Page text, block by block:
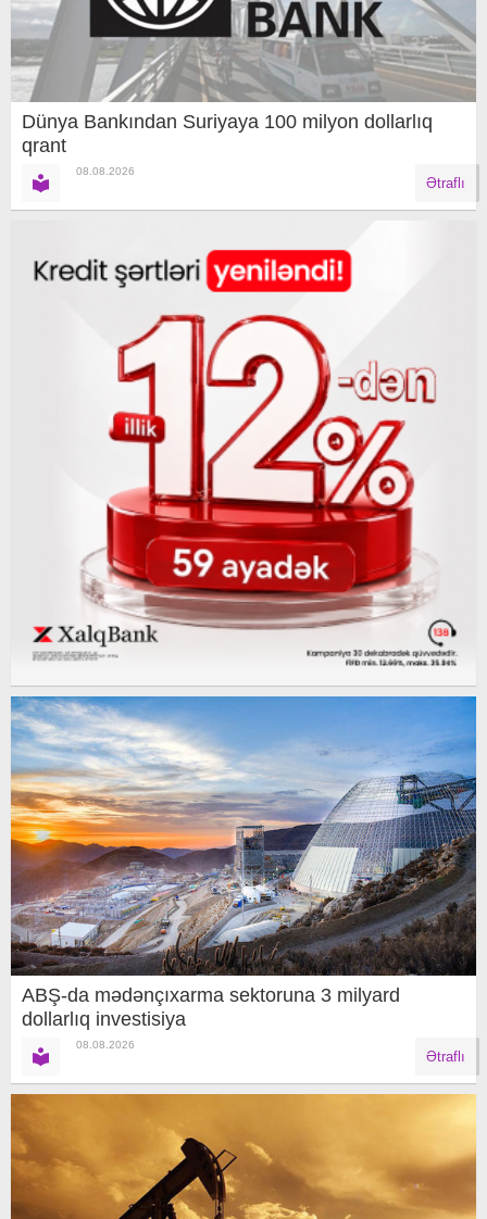
Dünya Bankından Suriyaya 100 milyon dollarlıq
qrant
08.08.2026
Ətraflı
ABŞ-da mədənçıxarma sektoruna 3 milyard
dollarlıq investisiya
08.08.2026
Ətraflı